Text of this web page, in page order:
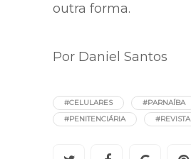
outra forma.
Por Daniel Santos
#CELULARES
#PARNAÍBA
#PENITENCIÁRIA
#REVISTA